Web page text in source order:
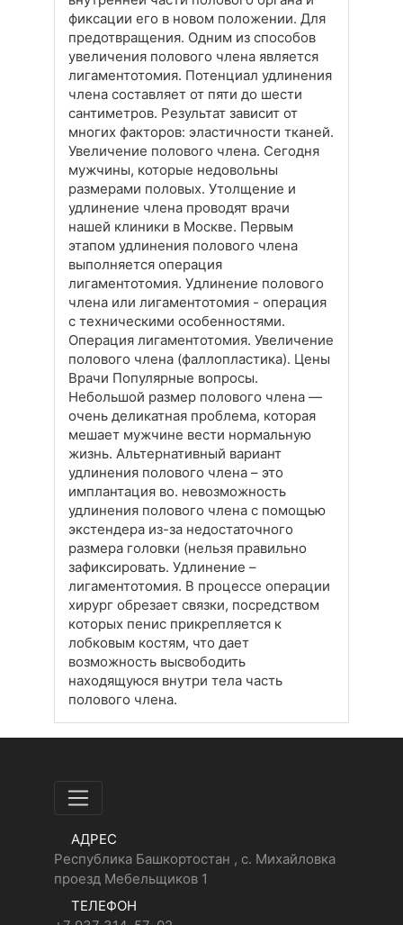
фиксации его в новом положении. Для
предотвращения. Одним из способов
увеличения полового члена является
лигаментотомия. Потенциал удлинения
члена составляет от пяти до шести
сантиметров. Результат зависит от
многих факторов: эластичности тканей.
Увеличение полового члена. Сегодня
мужчины, которые недовольны
размерами половых. Утолщение и
удлинение члена проводят врачи
нашей клиники в Москве. Первым
этапом удлинения полового члена
выполняется операция
лигаментотомия. Удлинение полового
члена или лигаментотомия - операция
с техническими особенностями.
Операция лигаментотомия. Увеличение
полового члена (фаллопластика). Цены
Врачи Популярные вопросы.
Небольшой размер полового члена —
очень деликатная проблема, которая
мешает мужчине вести нормальную
жизнь. Альтернативный вариант
удлинения полового члена – это
имплантация во. невозможность
удлинения полового члена с помощью
экстендера из-за недостаточного
размера головки (нельзя правильно
зафиксировать. Удлинение –
лигаментотомия. В процессе операции
хирург обрезает связки, посредством
которых пенис прикрепляется к
лобковым костям, что дает
возможность высвободить
находящуюся внутри тела часть
полового члена.
АДРЕС
Республика Башкортостан , с. Михайловка
проезд Мебельщиков 1
ТЕЛЕФОН